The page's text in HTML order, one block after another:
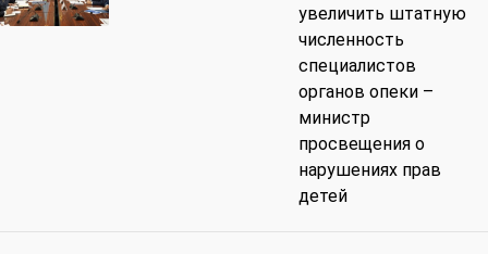
увеличить штатную
численность
специалистов
органов опеки –
министр
просвещения о
нарушениях прав
детей